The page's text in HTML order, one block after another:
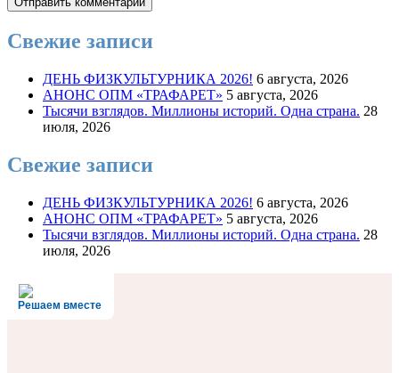
Свежие записи
ДЕНЬ ФИЗКУЛЬТУРНИКА 2026! 6 августа, 2026
АНОНС ОПМ «ТРАФАРЕТ» 5 августа, 2026
Тысячи взглядов. Миллионы историй. Одна страна. 28
июля, 2026
Свежие записи
ДЕНЬ ФИЗКУЛЬТУРНИКА 2026! 6 августа, 2026
АНОНС ОПМ «ТРАФАРЕТ» 5 августа, 2026
Тысячи взглядов. Миллионы историй. Одна страна. 28
июля, 2026
Решаем вместе